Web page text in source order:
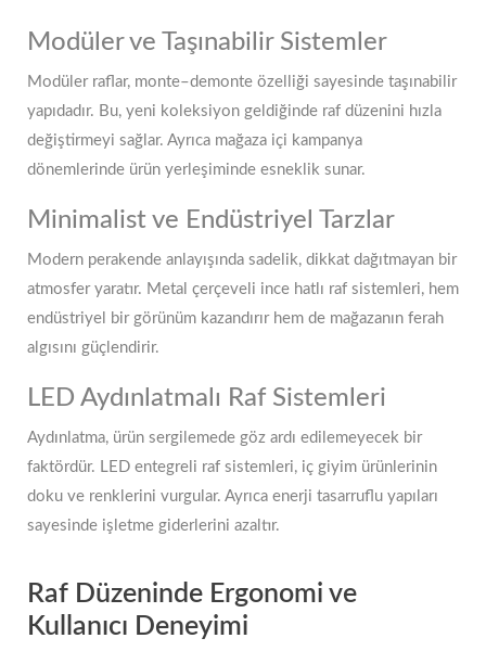
Modüler ve Taşınabilir Sistemler
Modüler raflar, monte–demonte özelliği sayesinde taşınabilir
yapıdadır. Bu, yeni koleksiyon geldiğinde raf düzenini hızla
değiştirmeyi sağlar. Ayrıca mağaza içi kampanya
dönemlerinde ürün yerleşiminde esneklik sunar.
Minimalist ve Endüstriyel Tarzlar
Modern perakende anlayışında sadelik, dikkat dağıtmayan bir
atmosfer yaratır. Metal çerçeveli ince hatlı raf sistemleri, hem
endüstriyel bir görünüm kazandırır hem de mağazanın ferah
algısını güçlendirir.
LED Aydınlatmalı Raf Sistemleri
Aydınlatma, ürün sergilemede göz ardı edilemeyecek bir
faktördür. LED entegreli raf sistemleri, iç giyim ürünlerinin
doku ve renklerini vurgular. Ayrıca enerji tasarruflu yapıları
sayesinde işletme giderlerini azaltır.
Raf Düzeninde Ergonomi ve
Kullanıcı Deneyimi